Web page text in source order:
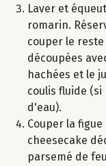
Laver et
romarin.
couper le
découpées
hachées et le
coulis fluide
d'eau).
Couper la
cheesecake
parsemé de